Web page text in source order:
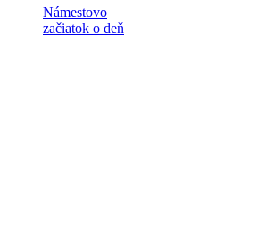
Námestovo
začiatok o deň